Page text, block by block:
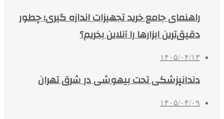
راهنمای جامع خرید تجهیزات اندازه گیری؛ چطور
دقیق‌ترین ابزارها را آنلاین بخریم؟
۱۴۰۵/۰۴/۱۳
دندانپزشکی تحت بیهوشی در شرق تهران
۱۴۰۵/۰۴/۰۹